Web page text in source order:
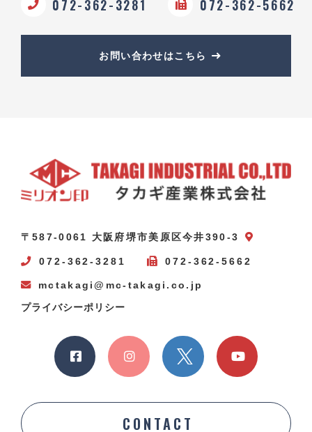
072-362-3281 072-362-5662
お問い合わせはこちら
〒587-0061 大阪府堺市美原区今井390-3
072-362-3281 072-362-5662
mctakagi@mc-takagi.co.jp
プライバシーポリシー
CONTACT